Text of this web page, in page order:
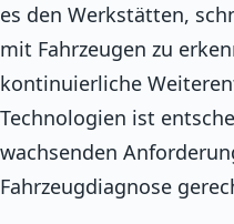
es den Werkstätten,
mit Fahrzeugen zu
kontinuierliche
Technologien ist
wachsenden
Fahrzeugdiagnose